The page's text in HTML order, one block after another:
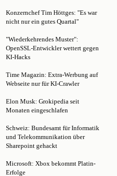
nicht nur ein gutes Quartal"
"Wiederkehrendes Muster":
OpenSSL-Entwickler wettert gegen
KI-Hacks
Webseite nur für KI-Crawler
Monaten eingeschlafen
Schweiz: Bundesamt für Informatik
und Telekommunikation über
Sharepoint gehackt
Microsoft: Xbox bekommt Platin-
Erfolge